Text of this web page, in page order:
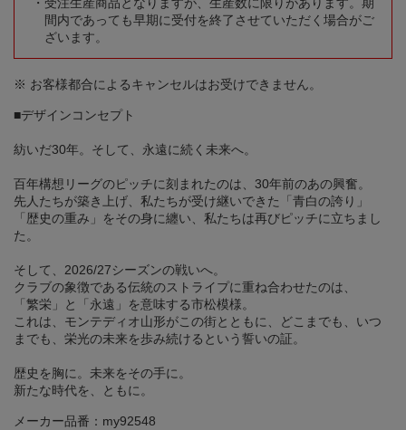
間内であっても早期に受付を終了させていただく場合がご
ざいます。
※ お客様都合によるキャンセルはお受けできません。
■デザインコンセプト
紡いだ30年。そして、永遠に続く未来へ。
百年構想リーグのピッチに刻まれたのは、30年前のあの興奮。
先人たちが築き上げ、私たちが受け継いできた「青白の誇り」
「歴史の重み」をその身に纏い、私たちは再びピッチに立ちまし
た。
そして、2026/27シーズンの戦いへ。
クラブの象徴である伝統のストライプに重ね合わせたのは、
「繁栄」と「永遠」を意味する市松模様。
これは、モンテディオ山形がこの街とともに、どこまでも、いつ
までも、栄光の未来を歩み続けるという誓いの証。
歴史を胸に。未来をその手に。
新たな時代を、ともに。
メーカー品番：my92548